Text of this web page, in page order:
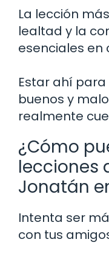
La lección
lealtad y la
esenciales en
Estar ahí
buenos y
realmente
¿Cómo
lecciones
Jonatán
Intenta ser
con tus